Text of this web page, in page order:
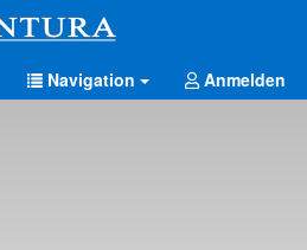
Navigation Anmelden